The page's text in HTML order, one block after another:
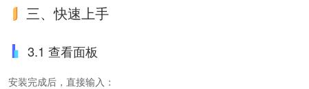
三、快速上手
3.1 查看面板
安装完成后，直接输入：